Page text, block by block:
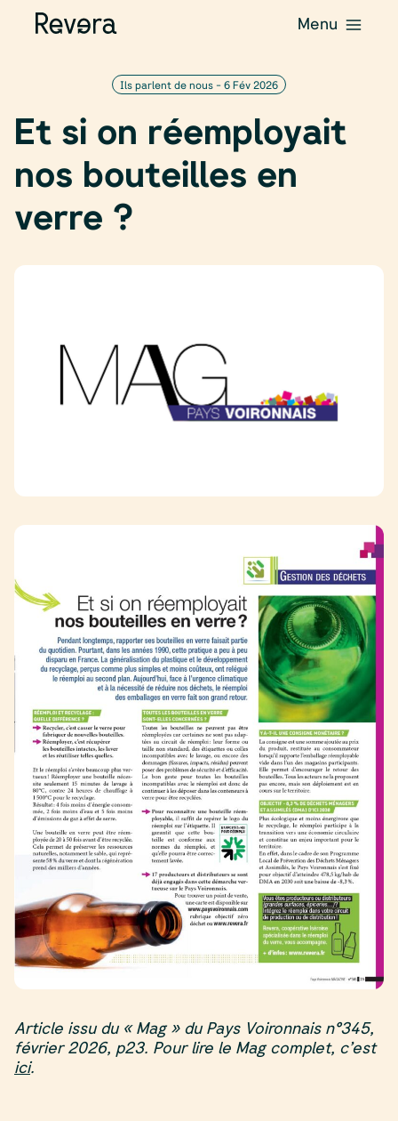
Menu
Ils parlent de nous -6 Fév 2026
Et si on réemployait
nos bouteilles en
verre ?
Article issu du « Mag » du Pays Voironnais n°345,
février 2026, p23. Pour lire le Mag complet, c’est
ici.